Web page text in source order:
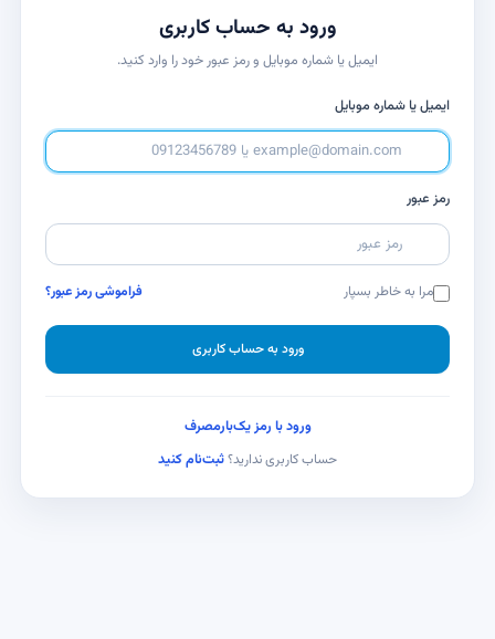
ورود به حساب کاربری
ایمیل یا شماره موبایل و رمز عبور خود را وارد کنید.
ایمیل یا شماره موبایل
رمز عبور
مرا به خاطر بسپار فراموشی رمز عبور؟
ورود به حساب کاربری
ورود با رمز یک‌بارمصرف
حساب کاربری ندارید؟ثبت‌نام کنید